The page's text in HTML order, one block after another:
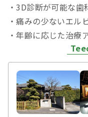
・3D診断が可能な
・痛みの少ないエル
・年齢に応じた治療